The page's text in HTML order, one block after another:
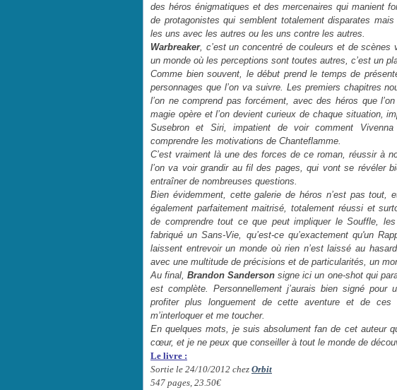
des héros énigmatiques et des mercenaires qui manient
de protagonistes qui semblent totalement disparates
les uns avec les autres ou les uns contre les autres.
Warbreaker, c’est un concentré de couleurs et de scènes
un monde où les perceptions sont toutes autres, c’est un
Comme bien souvent, le début prend le temps de
personnages que l’on va suivre. Les premiers chapitres
l’on ne comprend pas forcément, avec des héros que
magie opère et l’on devient curieux de chaque situation,
Susebron et Siri, impatient de voir comment
comprendre les motivations de Chanteflamme.
C’est vraiment là une des forces de ce roman, réussir à
l’on va voir grandir au fil des pages, qui vont se révéler
entraîner de nombreuses questions.
Bien évidemment, cette galerie de héros n’est pas tout,
également parfaitement maitrisé, totalement réussi et
de comprendre tout ce que peut impliquer le Souffle,
fabriqué un Sans-Vie, qu’est-ce qu’exactement qu'un
laissent entrevoir un monde où rien n’est laissé au
avec une multitude de précisions et de particularités, un
Au final,Brandon Sanderson signe ici un one-shot qui
est complète. Personnellement j’aurais bien signé
profiter plus longuement de cette aventure et de
m’interloquer et me toucher.
En quelques mots, je suis absolument fan de cet auteur
cœur, et je ne peux que conseiller à tout le monde de
Le livre :
Sortie le 24/10/2012 chez Orbit
547 pages, 23.50€